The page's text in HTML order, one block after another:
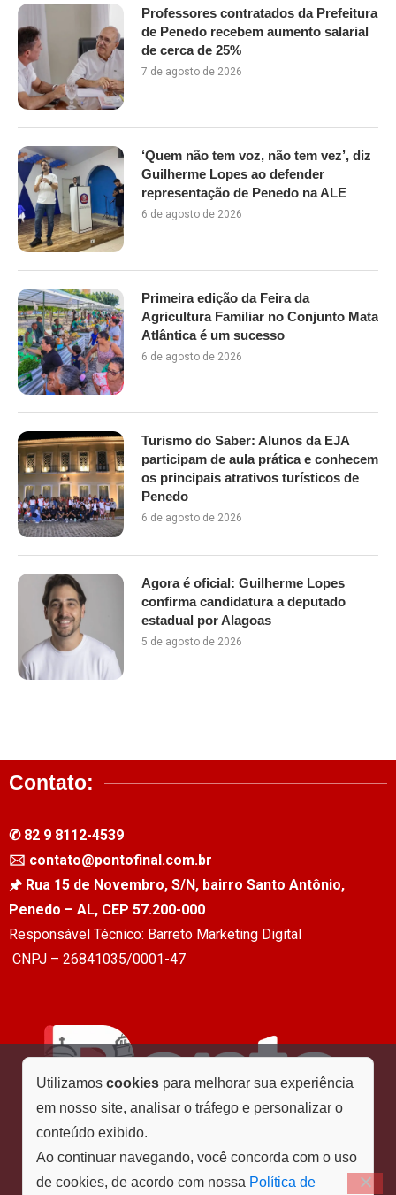
Professores contratados da Prefeitura
de Penedo recebem aumento salarial
de cerca de 25%
7 de agosto de 2026
‘Quem não tem voz, não tem vez’, diz
Guilherme Lopes ao defender
representação de Penedo na ALE
6 de agosto de 2026
Primeira edição da Feira da
Agricultura Familiar no Conjunto Mata
Atlântica é um sucesso
6 de agosto de 2026
Turismo do Saber: Alunos da EJA
participam de aula prática e conhecem
os principais atrativos turísticos de
Penedo
6 de agosto de 2026
Agora é oficial: Guilherme Lopes
confirma candidatura a deputado
estadual por Alagoas
5 de agosto de 2026
Utilizamos cookies para melhorar sua experiência
em nosso site, analisar o tráfego e personalizar o
conteúdo exibido.
Ao continuar navegando, você concorda com o uso
de cookies, de acordo com nossa Política de
Contato:
✆ 82 9 8112-4539
🖂 contato@pontofinal.com.br
🖈 Rua 15 de Novembro, S/N, bairro Santo Antônio,
Penedo – AL, CEP 57.200-000
Responsável Técnico: Barreto Marketing Digital
CNPJ – 26841035/0001-47